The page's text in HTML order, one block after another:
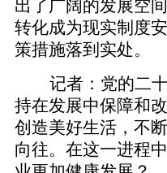
转化成为现实制度
策措施落到实处。
记者：党的二
持在发展中保障和
创造美好生活，不
向往。在这一进程